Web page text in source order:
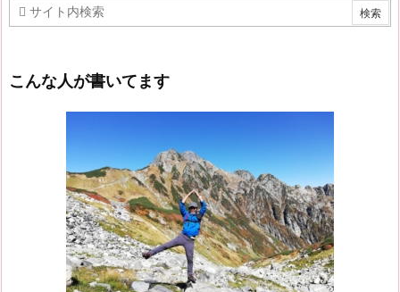
こんな人が書いてます